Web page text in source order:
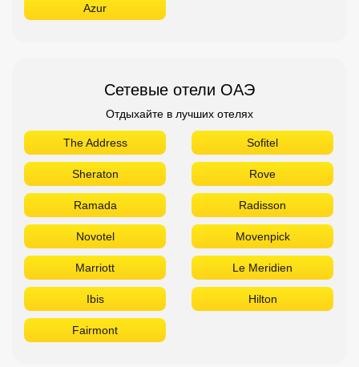
Azur
Сетевые отели ОАЭ
Отдыхайте в лучших отелях
The Address Sofitel
Sheraton Rove
Ramada Radisson
Novotel Movenpick
Marriott Le Meridien
Ibis Hilton
Fairmont